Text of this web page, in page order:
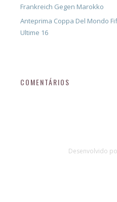
Frankreich Gegen Marokko
Anteprima Coppa Del Mondo
Ultime 16
COMENTÁRIOS
Desenvolvido